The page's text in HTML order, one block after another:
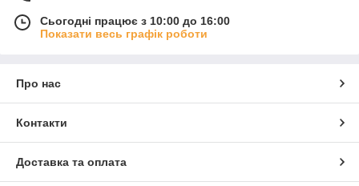
Сьогодні працює з 10:00 до 16:00
Показати весь графік роботи
Про нас
Контакти
Доставка та оплата